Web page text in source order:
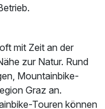
mit Zeit an der
zur Natur. Rund
Mountainbike-
Graz an.
Touren können